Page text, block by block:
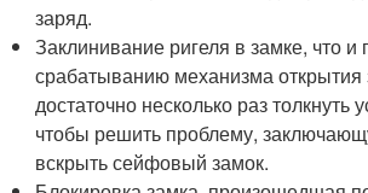
заряд.
Заклинивание ригеля в замке, что и
срабатыванию механизма открытия
достаточно несколько раз толкнуть
чтобы решить проблему,
вскрыть сейфовый замок.